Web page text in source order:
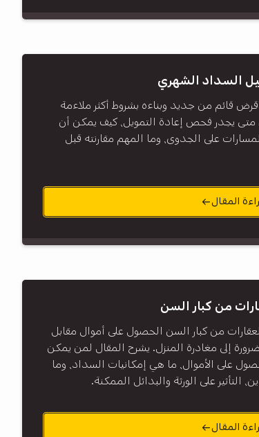
السداد الشهري
قائم من جديد وبناءه بشروط أكثر ملاءمة
متى يجدر فحص إعادة التمويل، كيف يمكن أن
على الجدوى، وما المهم مقارنته قبل
المقال
من كبار السن
من كبار السن الحصول على أموال مقابل
إلى مغادرة المنزل. يشرح المقال لمن يمكن
على الأموال، ما هي إمكانيات السداد، وما
التأثير على الورثة والبدائل الممكنة.
المقال